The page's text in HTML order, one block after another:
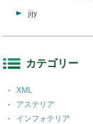
jijy
カテゴリー
XML
アステリア
インフォテリア